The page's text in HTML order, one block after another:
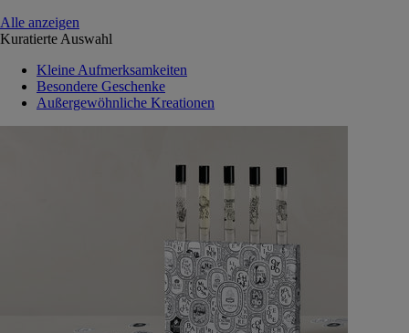
Alle anzeigen
Kuratierte Auswahl
Kleine Aufmerksamkeiten
Besondere Geschenke
Außergewöhnliche Kreationen